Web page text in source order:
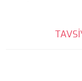
Bu ürünün fiyat bilgisi,
konularda yetersiz